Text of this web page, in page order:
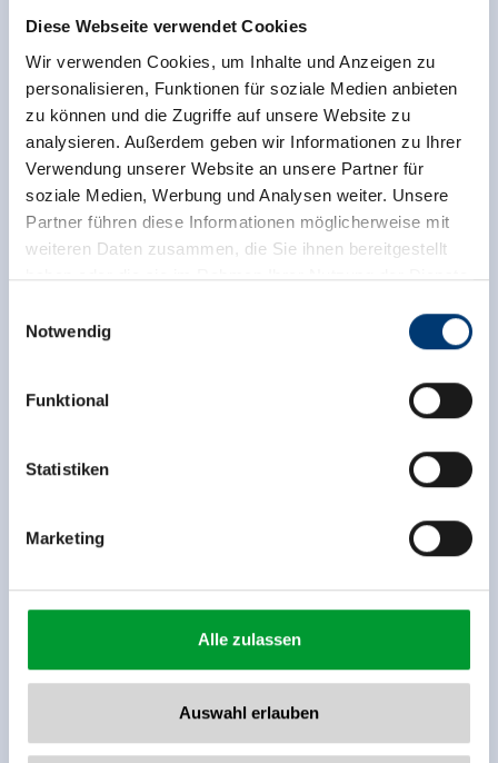
Diese Webseite verwendet Cookies
Wir verwenden Cookies, um Inhalte und Anzeigen zu
personalisieren, Funktionen für soziale Medien anbieten
zu können und die Zugriffe auf unsere Website zu
analysieren. Außerdem geben wir Informationen zu Ihrer
Verwendung unserer Website an unsere Partner für
soziale Medien, Werbung und Analysen weiter. Unsere
Partner führen diese Informationen möglicherweise mit
weiteren Daten zusammen, die Sie ihnen bereitgestellt
haben oder die sie im Rahmen Ihrer Nutzung der Dienste
Rohr 23// A-6280 Zell am Ziller
www.zillertalarena.com
Notwendig
Funktional
Statistiken
Marketing
Alle zulassen
Auswahl erlauben
Meld u nu aan voor de nieuwsbrief!
Registreer